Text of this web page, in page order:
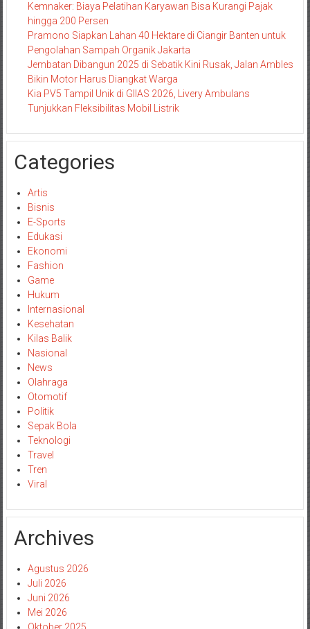
Kemnaker: Biaya Pelatihan Karyawan Bisa Kurangi Pajak
hingga 200 Persen
Pramono Siapkan Lahan 40 Hektare di Ciangir Banten untuk
Pengolahan Sampah Organik Jakarta
Jembatan Dibangun 2025 di Sebatik Kini Rusak, Jalan Ambles
Bikin Motor Harus Diangkat Warga
Kia PV5 Tampil Unik di GIIAS 2026, Livery Ambulans
Tunjukkan Fleksibilitas Mobil Listrik
Categories
Artis
Bisnis
E-Sports
Edukasi
Ekonomi
Fashion
Game
Hukum
Internasional
Kesehatan
Kilas Balik
Nasional
News
Olahraga
Otomotif
Politik
Sepak Bola
Teknologi
Travel
Tren
Viral
Archives
Agustus 2026
Juli 2026
Juni 2026
Mei 2026